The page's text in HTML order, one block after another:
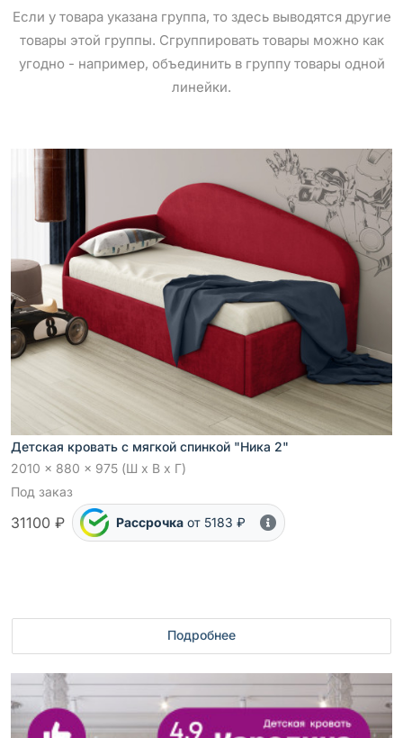
Если у товара указана группа, то здесь выводятся другие
товары этой группы. Сгруппировать товары можно как
угодно - например, объединить в группу товары одной
линейки.
Детская кровать с мягкой спинкой "Ника 2"
2010 x 880 x 975 (Ш x В x Г)
Под заказ
31100 ₽ Рассрочка от 5183 ₽
Подробнее